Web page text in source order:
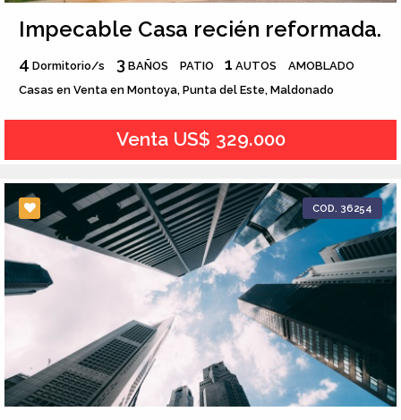
Impecable Casa recién reformada.
4 Dormitorio/s 3BAÑOS PATIO 1 AUTOS
AMOBLADO
Casas en Venta en Montoya, Punta del Este, Maldonado
Venta US$ 329.000
COD. 36254